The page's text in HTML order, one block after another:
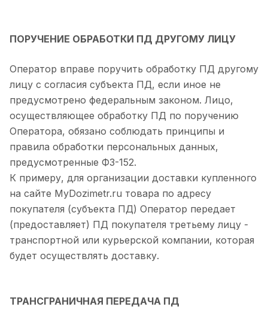
ПОРУЧЕНИЕ ОБРАБОТКИ ПД ДРУГОМУ ЛИЦУ
Оператор вправе поручить обработку ПД другому
лицу с согласия субъекта ПД, если иное не
предусмотрено федеральным законом. Лицо,
осуществляющее обработку ПД по поручению
Оператора, обязано соблюдать принципы и
правила обработки персональных данных,
предусмотренные ФЗ-152.
К примеру, для организации доставки купленного
на сайте MyDozimetr.ru товара по адресу
покупателя (субъекта ПД) Оператор передает
(предоставляет) ПД покупателя третьему лицу -
транспортной или курьерской компании, которая
будет осуществлять доставку.
ТРАНСГРАНИЧНАЯ ПЕРЕДАЧА ПД